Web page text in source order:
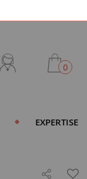
0
EXPERTISE